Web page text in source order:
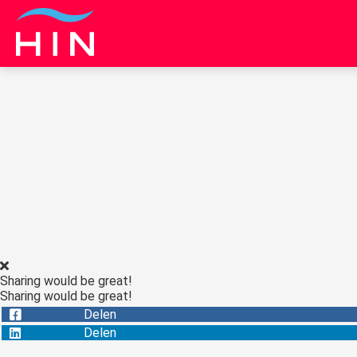
Sharing would be great!
Sharing would be great!
Delen
Delen